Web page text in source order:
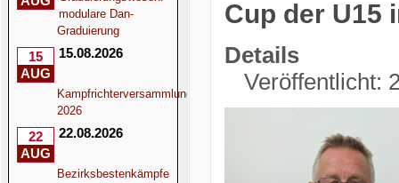
modulare Dan-
Graduierung
15
AUG
15.08.2026
Kampfrichterversammlung
2026
22
AUG
22.08.2026
Bezirksbestenkämpfe
Cup der U15
Details
Veröffentlicht: